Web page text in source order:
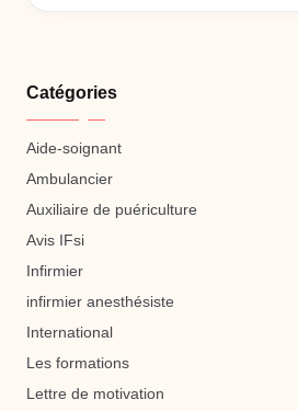
Catégories
Aide-soignant
Ambulancier
Auxiliaire de puériculture
Avis IFsi
Infirmier
infirmier anesthésiste
International
Les formations
Lettre de motivation